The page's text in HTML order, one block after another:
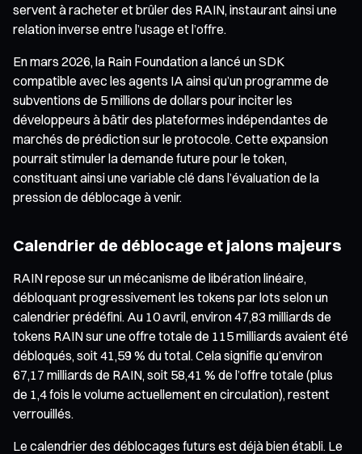
servent à racheter et brûler des RAIN, instaurant ainsi une
relation inverse entre l’usage et l’offre.
En mars 2026, la Rain Foundation a lancé un SDK
compatible avec les agents IA ainsi qu’un programme de
subventions de 5 millions de dollars pour inciter les
développeurs à bâtir des plateformes indépendantes de
marchés de prédiction sur le protocole. Cette expansion
pourrait stimuler la demande future pour le token,
constituant ainsi une variable clé dans l’évaluation de la
pression de déblocage à venir.
Calendrier de déblocage et jalons majeurs
RAIN repose sur un mécanisme de libération linéaire,
débloquant progressivement les tokens par lots selon un
calendrier prédéfini. Au 10 avril, environ 47,83 milliards de
tokens RAIN sur une offre totale de 115 milliards avaient été
débloqués, soit 41,59 % du total. Cela signifie qu’environ
67,17 milliards de RAIN, soit 58,41 % de l’offre totale (plus
de 1,4 fois le volume actuellement en circulation), restent
verrouillés.
Le calendrier des déblocages futurs est déjà bien établi. Le